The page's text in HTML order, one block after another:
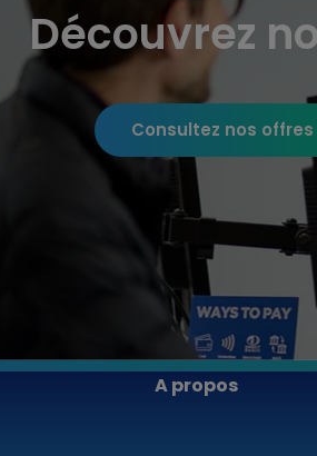
Découvrez
Consultez nos
A propos